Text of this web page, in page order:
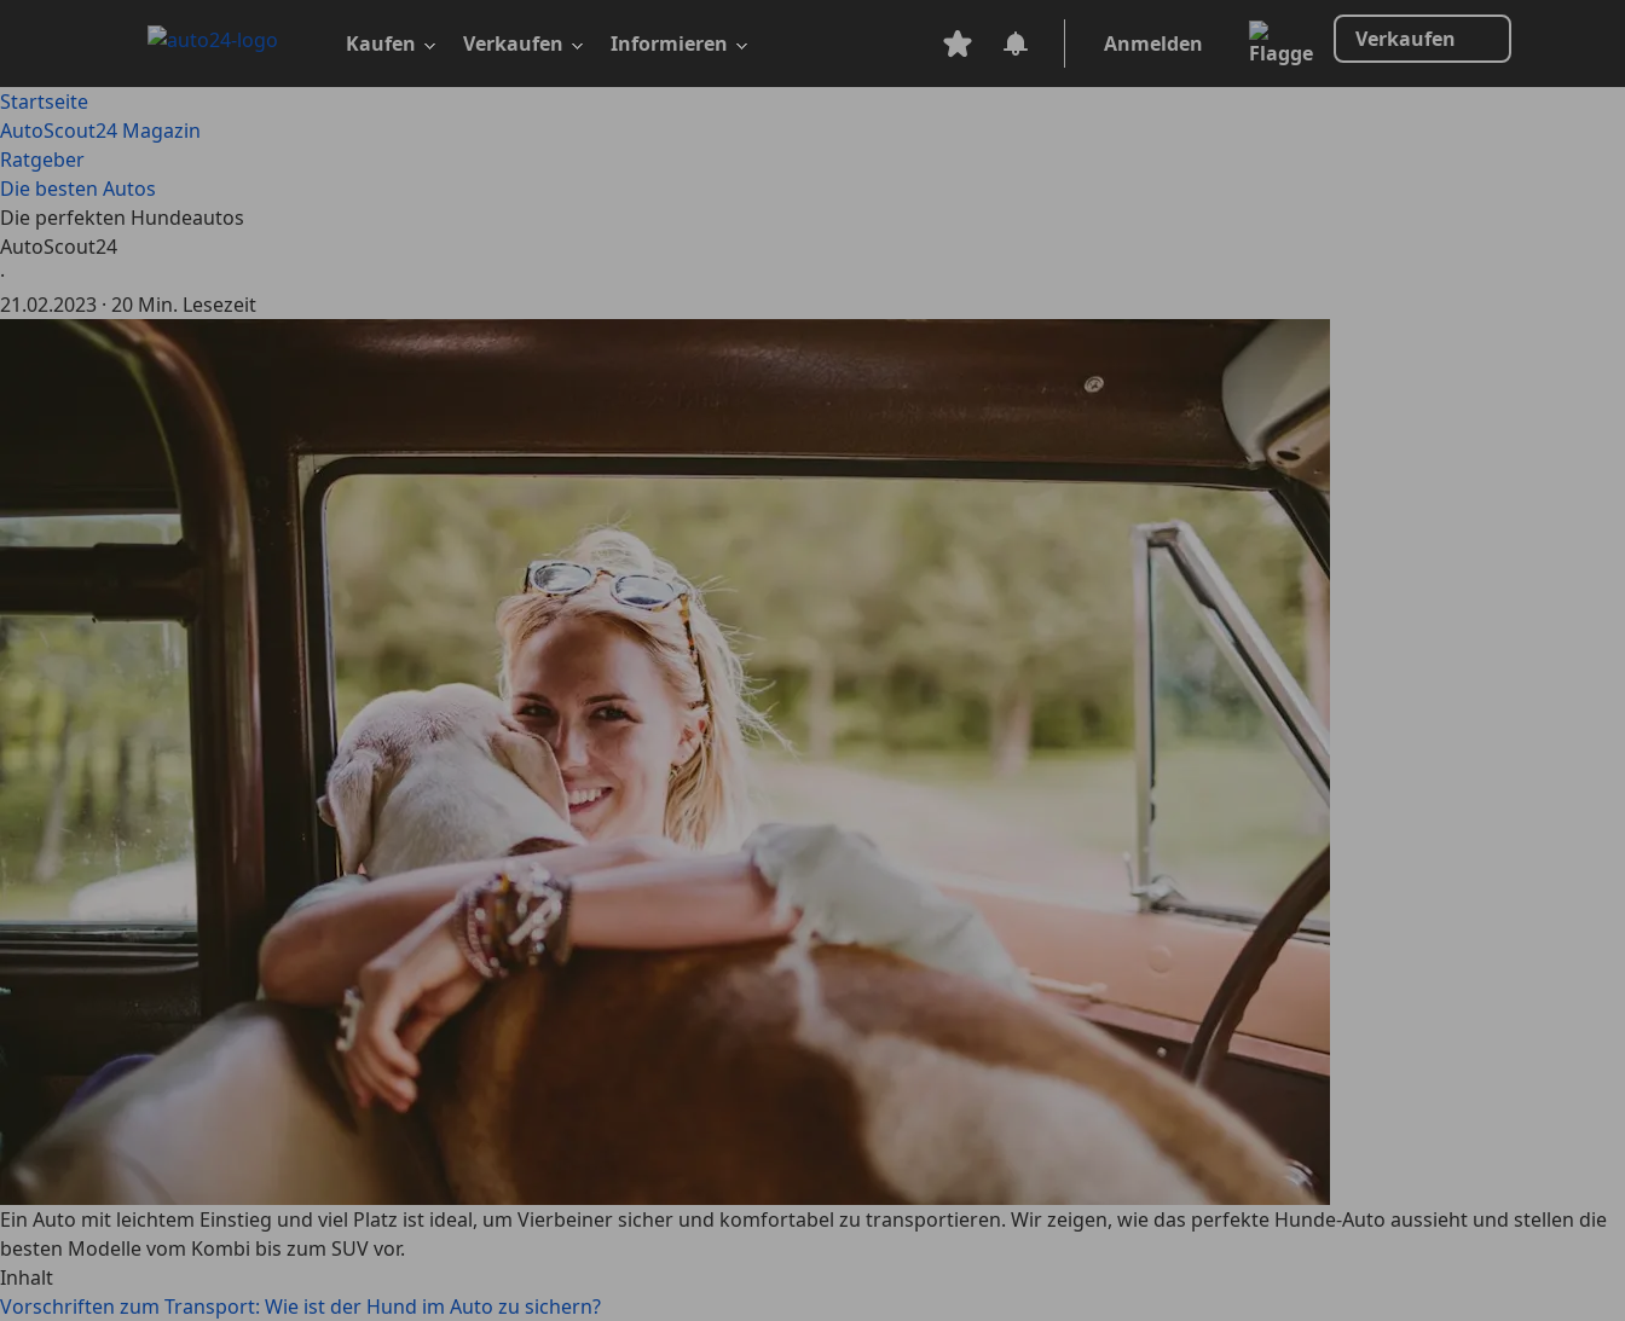
Kaufen Verkaufen Informieren Anmelden Verkaufen
Startseite
AutoScout24 Magazin
Ratgeber
Die besten Autos
Die perfekten Hundeautos
AutoScout24
·
21.02.2023 · 20 Min. Lesezeit
Ein Auto mit leichtem Einstieg und viel Platz ist ideal, um Vierbeiner sicher und komfortabel zu transportieren. Wir zeigen, wie das perfekte Hunde-Auto aussieht und stellen die
besten Modelle vom Kombi bis zum SUV vor.
Inhalt
Vorschriften zum Transport: Wie ist der Hund im Auto zu sichern?